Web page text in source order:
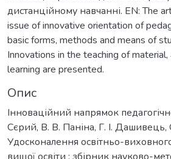
дистанційному навчанні. EN: The
issue of innovative orientation of
basic forms, methods and means of
Innovations in the teaching of
learning are presented.
Опис
Інноваційний напрямок
Сєрий, В. В. Паніна, Г. І.
Удосконалення освітньо-